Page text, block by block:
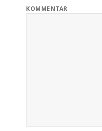
KOMMENTAR